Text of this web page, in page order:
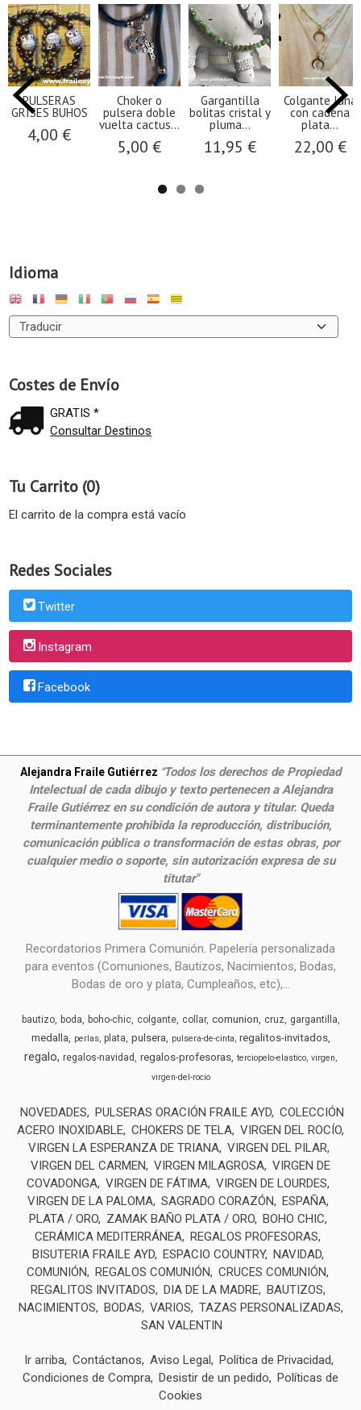
Idioma
Costes de Envío
GRATIS *
Consultar Destinos
Tu Carrito (0)
El carrito de la compra está vacío
Redes Sociales
Twitter
Instagram
Facebook
PULSERAS
GRISES BUHOS
4,00 €
Choker o
pulsera doble
vuelta cactus...
5,00 €
Gargantilla
bolitas cristal y
pluma...
11,95 €
Colgante luna
con cadena
plata...
22,00 €
Alejandra Fraile Gutiérrez "Todos los derechos de Propiedad
Intelectual de cada dibujo y texto pertenecen a Alejandra
Fraile Gutiérrez en su condición de autora y titular. Queda
terminantemente prohibida la reproducción, distribución,
comunicación pública o transformación de estas obras, por
cualquier medio o soporte, sin autorización expresa de su
titutar"
Recordatorios Primera Comunión. Papelería personalizada
para eventos (Comuniones, Bautizos, Nacimientos, Bodas,
Bodas de oro y plata, Cumpleaños, etc),...
bautizo boda boho-chic colgante collar comunion cruz gargantilla
medalla perlas plata pulsera pulsera-de-cinta regalitos-invitados
regalo regalos-navidad regalos-profesoras terciopelo-elastico virgen
virgen-del-rocio
NOVEDADES PULSERAS ORACIÓN FRAILE AYD COLECCIÓN
ACERO INOXIDABLE CHOKERS DE TELA VIRGEN DEL ROCÍO
VIRGEN LA ESPERANZA DE TRIANA VIRGEN DEL PILAR
VIRGEN DEL CARMEN
VIRGEN MILAGROSA VIRGEN DE
COVADONGA VIRGEN DE FÁTIMA VIRGEN DE LOURDES
VIRGEN DE LA PALOMA SAGRADO CORAZÓN
ESPAÑA
PLATA / ORO
ZAMAK BAÑO PLATA / ORO
BOHO CHIC
CERÁMICA MEDITERRÁNEA
REGALOS PROFESORAS
BISUTERIA FRAILE AYD
ESPACIO COUNTRY
NAVIDAD
COMUNIÓN
REGALOS COMUNIÓN
CRUCES COMUNIÓN
REGALITOS INVITADOS
DIA DE LA MADRE
BAUTIZOS
NACIMIENTOS
BODAS VARIOS
TAZAS PERSONALIZADAS
SAN VALENTIN
Ir arriba Contáctanos Aviso Legal
Política de Privacidad
Condiciones de Compra
Desistir de un pedido
Políticas de
Cookies